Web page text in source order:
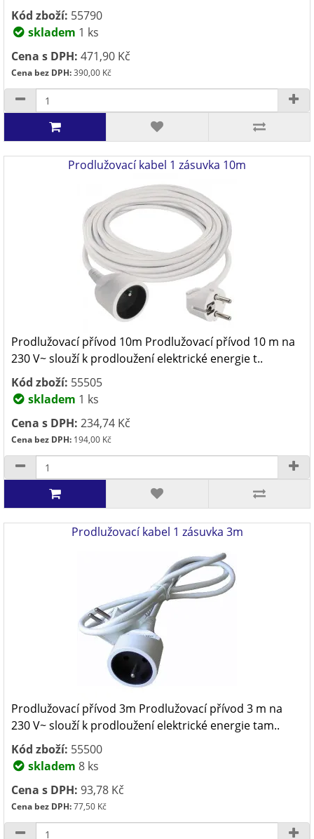
Kód zboží: 55790
skladem 1 ks
Cena s DPH: 471,90 Kč
Cena bez DPH:390,00 Kč
Prodlužovací kabel 1 zásuvka 10m
Prodlužovací přívod 10m Prodlužovací přívod 10 m na
230 V~ slouží k prodloužení elektrické energie t..
Kód zboží: 55505
skladem 1 ks
Cena s DPH: 234,74 Kč
Cena bez DPH: 194,00 Kč
Prodlužovací kabel 1 zásuvka 3m
Prodlužovací přívod 3m Prodlužovací přívod 3 m na
230 V~ slouží k prodloužení elektrické energie tam..
Kód zboží: 55500
skladem 8 ks
Cena s DPH: 93,78 Kč
Cena bez DPH:77,50 Kč